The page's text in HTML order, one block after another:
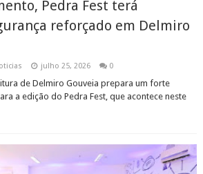
Pedra Fest terá
reforçado em Delmiro
julho 25, 2026 0
de Delmiro Gouveia prepara um forte
a edição do Pedra Fest, que acontece neste